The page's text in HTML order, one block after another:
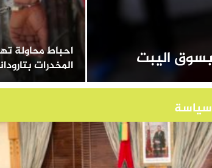
المخدرات
سياسة